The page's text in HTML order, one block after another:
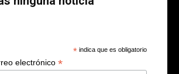
* indica que es obligatorio
electrónico *